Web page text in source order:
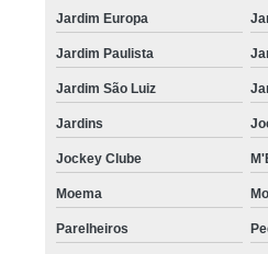
Jardim Europa
Jardim Paulista
Jardim São Luiz
Jardins
Jockey Clube
Moema
Parelheiros